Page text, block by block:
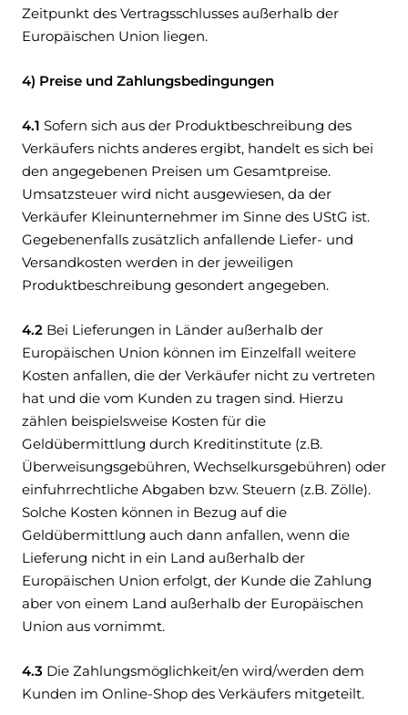
Zeitpunkt des Vertragsschlusses außerhalb der
Europäischen Union liegen.
4) Preise und Zahlungsbedingungen
4.1 Sofern sich aus der Produktbeschreibung des
Verkäufers nichts anderes ergibt, handelt es sich bei
den angegebenen Preisen um Gesamtpreise.
Umsatzsteuer wird nicht ausgewiesen, da der
Verkäufer Kleinunternehmer im Sinne des UStG ist.
Gegebenenfalls zusätzlich anfallende Liefer- und
Versandkosten werden in der jeweiligen
Produktbeschreibung gesondert angegeben.
4.2 Bei Lieferungen in Länder außerhalb der
Europäischen Union können im Einzelfall weitere
Kosten anfallen, die der Verkäufer nicht zu vertreten
hat und die vom Kunden zu tragen sind. Hierzu
zählen beispielsweise Kosten für die
Geldübermittlung durch Kreditinstitute (z.B.
Überweisungsgebühren, Wechselkursgebühren) oder
einfuhrrechtliche Abgaben bzw. Steuern (z.B. Zölle).
Solche Kosten können in Bezug auf die
Geldübermittlung auch dann anfallen, wenn die
Lieferung nicht in ein Land außerhalb der
Europäischen Union erfolgt, der Kunde die Zahlung
aber von einem Land außerhalb der Europäischen
Union aus vornimmt.
4.3 Die Zahlungsmöglichkeit/en wird/werden dem
Kunden im Online-Shop des Verkäufers mitgeteilt.